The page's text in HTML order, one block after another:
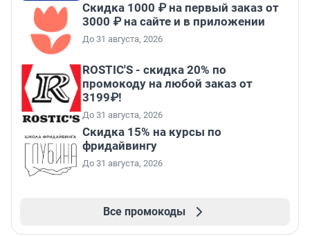
Скидка 1000 ₽ на первый заказ от
3000 ₽ на сайте и в приложении
До 31 августа, 2026
ROSTIC'S - скидка 20% по
промокоду на любой заказ от
3199₽!
До 31 августа, 2026
Скидка 15% на курсы по
фридайвингу
До 31 августа, 2026
Все промокоды